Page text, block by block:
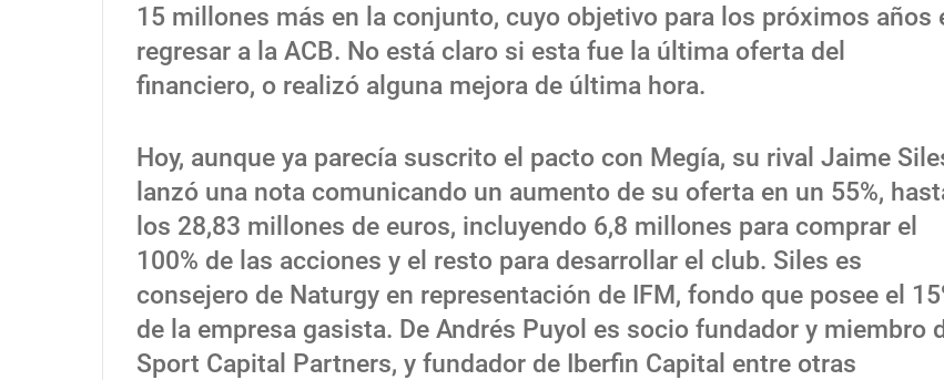
15 millones más en la conjunto, cuyo objetivo para los próximos años
regresar a la ACB. No está claro si esta fue la última oferta del
financiero, o realizó alguna mejora de última hora.
Hoy, aunque ya parecía suscrito el pacto con Megía, su rival Jaime
lanzó una nota comunicando un aumento de su oferta en un 55%,
los 28,83 millones de euros, incluyendo 6,8 millones para comprar el
100% de las acciones y el resto para desarrollar el club. Siles es
consejero de Naturgy en representación de IFM, fondo que posee el
de la empresa gasista. De Andrés Puyol es socio fundador y miembro
Sport Capital Partners, y fundador de Iberfin Capital entre otras